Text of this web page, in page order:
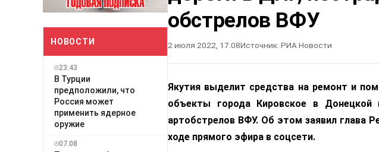
НОВОСТИ
23:43
В Турции
предположили, что
Россия может
применить ядерное
оружие
07.08
обстрелов ВФУ
2 июля 2022, 17:08Источник: РИА Новости
Якутия выделит средства на ремонт и
объекты города Кировское в Донецкой
артобстрелов ВФУ. Об этом заявил глава
ходе прямого эфира в соцсети.